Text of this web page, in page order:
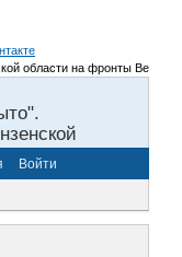
области на фронты
Войти